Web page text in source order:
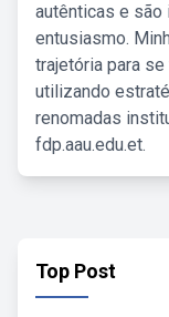
autênticas e são
entusiasmo.
trajetória para
utilizando
renomadas
fdp.aau.edu.et.
Top Post